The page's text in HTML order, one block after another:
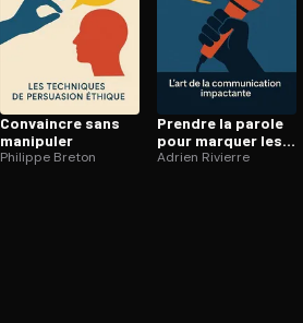
Convaincre sans
manipuler
Philippe Breton
Prendre la parole
pour marquer les
esprits
Adrien Rivierre